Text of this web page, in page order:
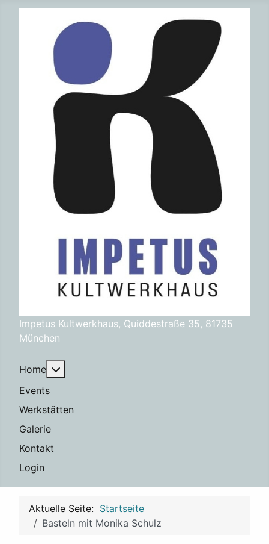
Impetus Kultwerkhaus, Quiddestraße 35, 81735
München
Home
Events
Werkstätten
Galerie
Kontakt
Login
Aktuelle Seite: Startseite
Basteln mit Monika Schulz